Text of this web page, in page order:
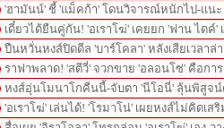
'ฮามันน์' ชี้ 'แม็คก้า' โดนวิจารณ์หนักไป-แนะ
เดี๋ยวได้ยืนคู่กัน! 'อเราโฆ่' เคยยก 'ฟาน ไดค์'
ปืนหวั่นหงส์ปิดดีล 'บาร์โคลา' หลังเสียเวลาล่
ราฟาพลาด! 'สตีวี่' จวกขาย 'อลอนโซ่' คือกา
หงส์อุ่นโมนาโกคืนนี้-จับตา 'นีโอนี่' ลุ้นพิสูจน์
'อเราโฆ่' เล่นได้! 'โรมาโน่' เผยหงส์ไม่คิดเส